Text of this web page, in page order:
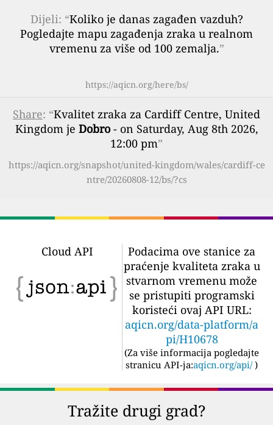
Dijeli: “Koliko je danas zagađen vazduh?
Pogledajte mapu zagađenja zraka u realnom
vremenu za više od 100 zemalja.”
https://aqicn.org/here/bs/
Share: “Kvalitet zraka za Cardiff Centre, United
Kingdom je Dobro- on Saturday, Aug 8th 2026,
12:00 pm”
https://aqicn.org/snapshot/united-kingdom/wales/cardiff-ce
ntre/20260808-12/bs/?cs
Cloud API
Podacima ove stanice za
praćenje kvaliteta zraka u
stvarnom vremenu može
se pristupiti programski
koristeći ovaj API URL:
aqicn.org/data-platform/a
pi/H10678
(Za više informacija pogledajte
stranicu API-ja:aqicn.org/api/ )
Tražite drugi grad?